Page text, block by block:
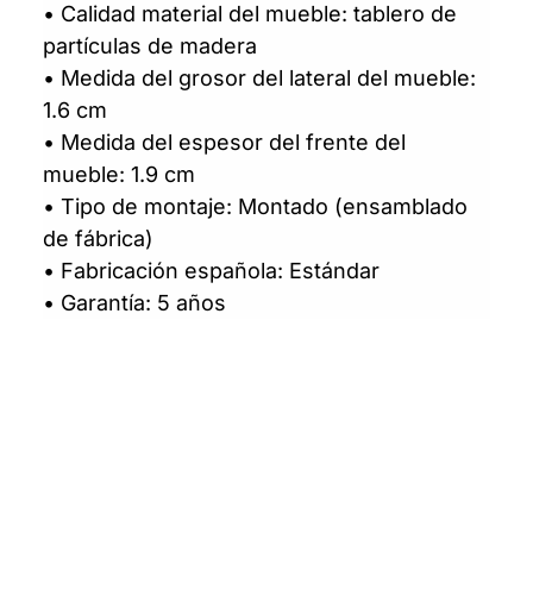
• Calidad material del mueble: tablero de
partículas de madera
• Medida del grosor del lateral del mueble:
1.6 cm
• Medida del espesor del frente del
mueble: 1.9 cm
• Tipo de montaje: Montado (ensamblado
de fábrica)
• Fabricación española: Estándar
• Garantía: 5 años